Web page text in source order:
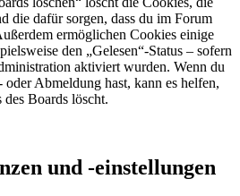
die dafür sorgen, dass du im Forum
ermöglichen Cookies einige
den „Gelesen“-Status – sofern
aktiviert wurden. Wenn du
Abmeldung hast, kann es helfen,
Boards löscht.
und -einstellungen